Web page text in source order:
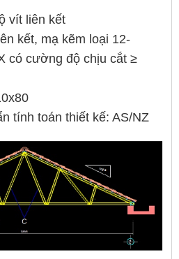
vít liên kết
kết, mạ kẽm loại 12-
có cường độ chịu cắt ≥
tính toán thiết kế: AS/NZ